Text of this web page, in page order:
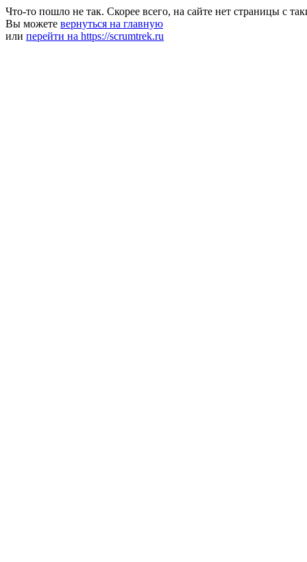
Что-то пошло не так. Скорее всего, на сайте нет страницы с
Вы можете вернуться на главную
или перейти на https://scrumtrek.ru